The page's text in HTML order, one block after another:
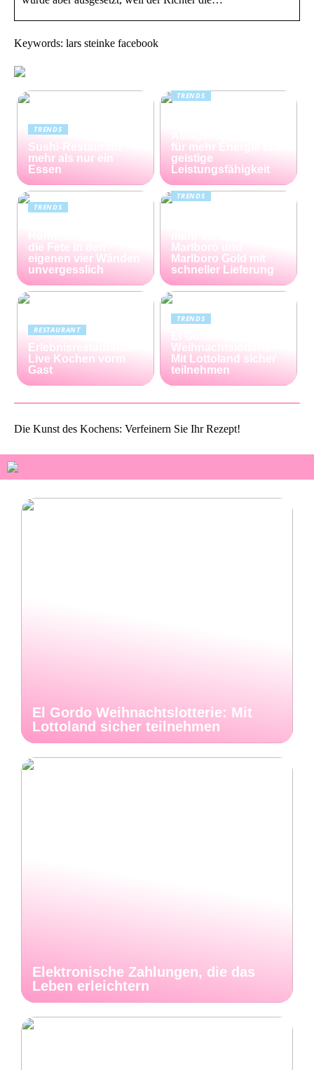
Keywords: lars steinke facebook
TRENDS
Sushi-Restaurant –
mehr als nur ein
Essen
TRENDS
für mehr Energie und
geistige
Leistungsfähigkeit
TRENDS
die Fete in den
eigenen vier Wänden
unvergesslich
TRENDS
Marlboro und
Marlboro Gold mit
schneller Lieferung
RESTAURANT
Erlebnisrestaurants:
Live Kochen vorm
Gast
TRENDS
Weihnachtslotterie:
Mit Lottoland sicher
teilnehmen
Die Kunst des Kochens: Verfeinern Sie Ihr Rezept!
El Gordo Weihnachtslotterie: Mit
Lottoland sicher teilnehmen
Elektronische Zahlungen, die das
Leben erleichtern